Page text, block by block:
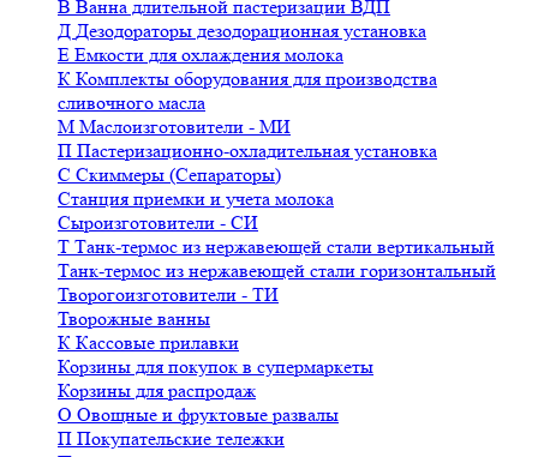
В Ванна длительной пастеризации ВДП
Д Дезодораторы дезодорационная установка
Е Емкости для охлаждения молока
К Комплекты оборудования для производства
сливочного масла
М Маслоизготовители - МИ
П Пастеризационно-охладительная установка
С Скиммеры (Сепараторы)
Станция приемки и учета молока
Сыроизготовители - СИ
Т Танк-термос из нержавеющей стали вертикальный
Танк-термос из нержавеющей стали горизонтальный
Творогоизготовители - ТИ
Творожные ванны
К Кассовые прилавки
Корзины для покупок в супермаркеты
Корзины для распродаж
О Овощные и фруктовые развалы
П Покупательские тележки